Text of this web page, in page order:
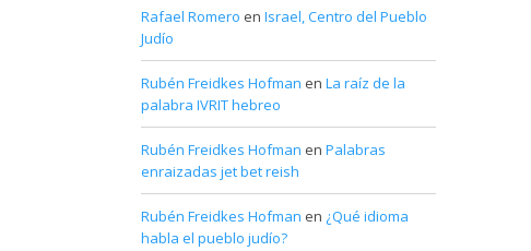
Rafael Romero en Israel, Centro del Pueblo
Judío
Rubén Freidkes Hofman en La raíz de la
palabra IVRIT hebreo
Rubén Freidkes Hofman en Palabras
enraizadas jet bet reish
Rubén Freidkes Hofman en ¿Qué idioma
habla el pueblo judío?